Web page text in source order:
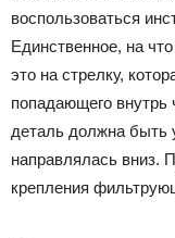
воспользоваться
Единственное, на
это на стрелку,
попадающего внутрь
деталь должна быть
направлялась вниз.
крепления